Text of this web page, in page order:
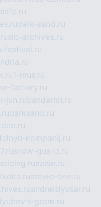
dark-sand.ru
sib-archives.ru
festival.ru
1-mus.ru
factory.ru
jun.rubandamn.ru
darksand.ru
kompanij.ru
snow-guard.ru
aalse.ru
movie-one.ru
andreislyusar.ru
i-grom.ru